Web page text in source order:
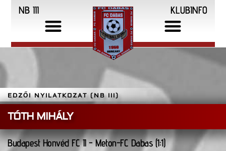
NB III KLUBINFO
EDZŐI NYILATKOZAT (NB III)
TÓTH MIHÁLY
Budapest Honvéd FC II - Meton-FC Dabas (1:1)